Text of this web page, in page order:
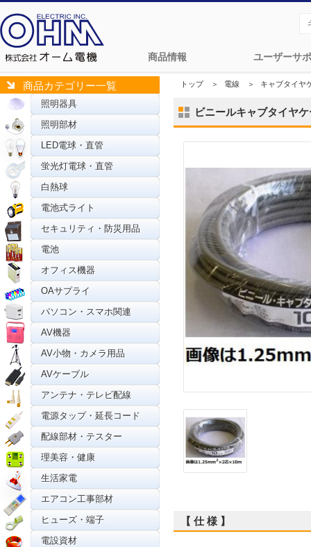
商品情報 ユーザーサ
商品カテゴリー一覧
照明器具
照明部材
LED電球・直管
蛍光灯電球・直管
白熱球
電池式ライト
セキュリティ・防災用品
電池
オフィス機器
OAサプライ
パソコン・スマホ関連
AV機器
AV小物・カメラ用品
AVケーブル
アンテナ・テレビ配線
電源タップ・延長コード
配線部材・テスター
理美容・健康
生活家電
エアコン工事部材
ヒューズ・端子
電設資材
トップ＞ 電線 ＞ キャブタイヤ
ビニールキャブタイヤ
【 仕 様 】